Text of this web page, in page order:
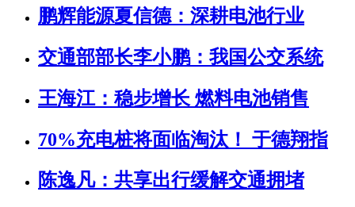
鹏辉能源夏信德：深耕电池行业
交通部部长李小鹏：我国公交系统
王海江：稳步增长 燃料电池销售
70%充电桩将面临淘汰！ 于德翔指
陈逸凡：共享出行缓解交通拥堵